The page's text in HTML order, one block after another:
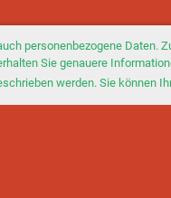
personenbezogene
Sie genauere
werden. Sie können